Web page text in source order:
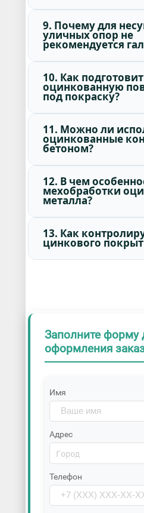
9. Почему для
уличных опор не
рекомендуется
10. Как
оцинкованную
под покраску?
11. Можно ли
оцинкованные
бетоном?
12. В чем
мехобработки
металла?
13. Как
цинкового
Заполните форму
оформления
Имя
Адрес
Телефон